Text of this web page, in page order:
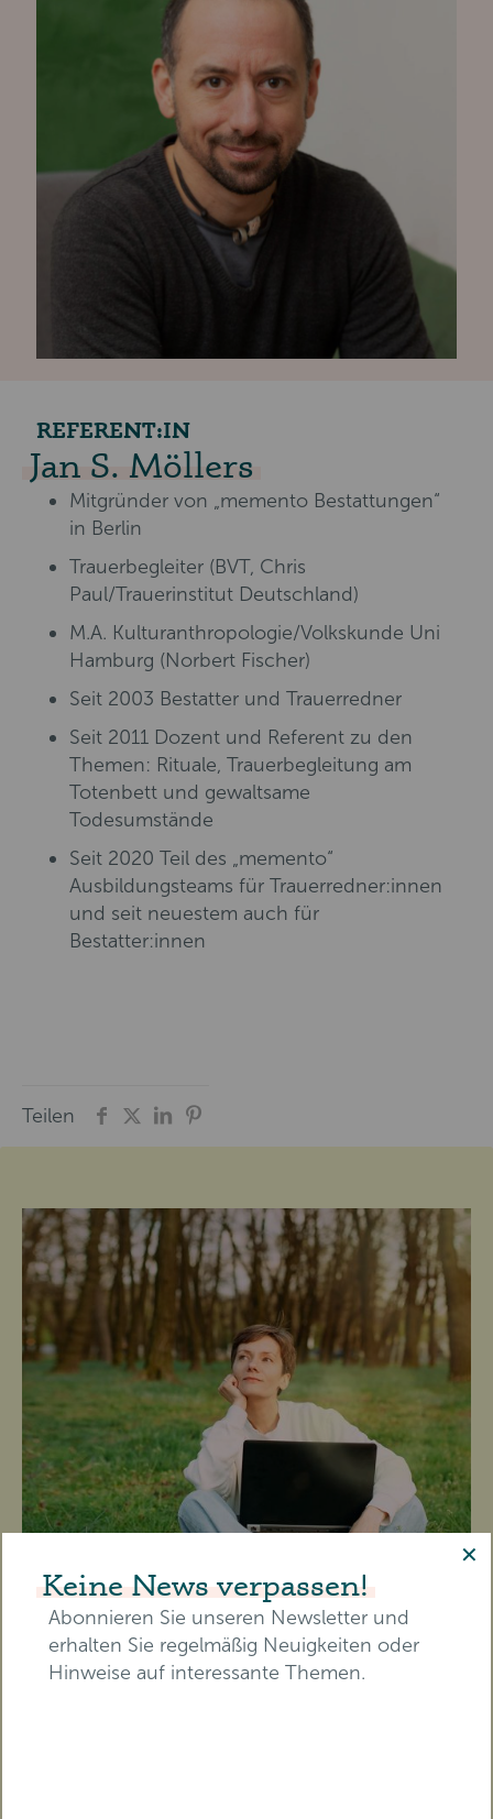
REFERENT:IN
Jan S. Möllers
Mitgründer von „memento Bestattungen“
in Berlin
Trauerbegleiter (BVT, Chris
Paul/Trauerinstitut Deutschland)
M.A. Kulturanthropologie/Volkskunde Uni
Hamburg (Norbert Fischer)
Seit 2003 Bestatter und Trauerredner
Seit 2011 Dozent und Referent zu den
Themen: Rituale, Trauerbegleitung am
Totenbett und gewaltsame
Todesumstände
Seit 2020 Teil des „memento“
Ausbildungsteams für Trauerredner:innen
und seit neuestem auch für
Bestatter:innen
Teilen
✕
Keine News verpassen!
Abonnieren Sie unseren Newsletter und
erhalten Sie regelmäßig Neuigkeiten oder
Hinweise auf interessante Themen.